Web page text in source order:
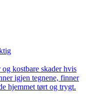
kostbare skader hvis
igjen tegnene, finner
hjemmet tørt og trygt.